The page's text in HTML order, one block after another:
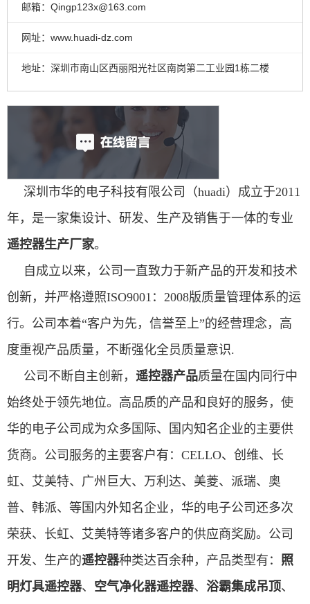
邮箱：Qingp123x@163.com
网址：www.huadi-dz.com
地址：深圳市南山区西丽阳光社区南岗第二工业园1栋二楼
深圳市华的电子科技有限公司（huadi）成立于2011
年，是一家集设计、研发、生产及销售于一体的专业
遥控器生产厂家。
自成立以来，公司一直致力于新产品的开发和技术
创新，并严格遵照ISO9001：2008版质量管理体系的运
行。公司本着“客户为先，信誉至上”的经营理念，高
度重视产品质量，不断强化全员质量意识.
公司不断自主创新， 遥控器产品质量在国内同行中
始终处于领先地位。高品质的产品和良好的服务，使
华的电子公司成为众多国际、国内知名企业的主要供
货商。公司服务的主要客户有：CELLO、创维、长
虹、艾美特、广州巨大、万利达、美菱、派瑞、奥
普、韩派、等国内外知名企业，华的电子公司还多次
荣获、长虹、艾美特等诸多客户的供应商奖励。公司
开发、生产的遥控器种类达百余种，产品类型有： 照
明灯具遥控器、 空气净化器遥控器、 浴霸集成吊顶、